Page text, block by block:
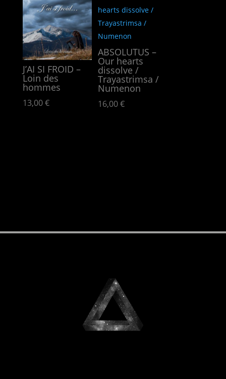
J’AI SI FROID –
Loin des
hommes
13,00€
ABSOLUTUS –
Our hearts
dissolve /
Trayastrimsa /
Numenon
16,00€